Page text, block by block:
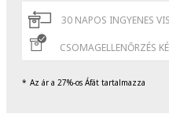
30 NAPOS INGYENES
CSOMAGELLENŐRZÉS
Az ár a 27%-os Áfát tartalmazza